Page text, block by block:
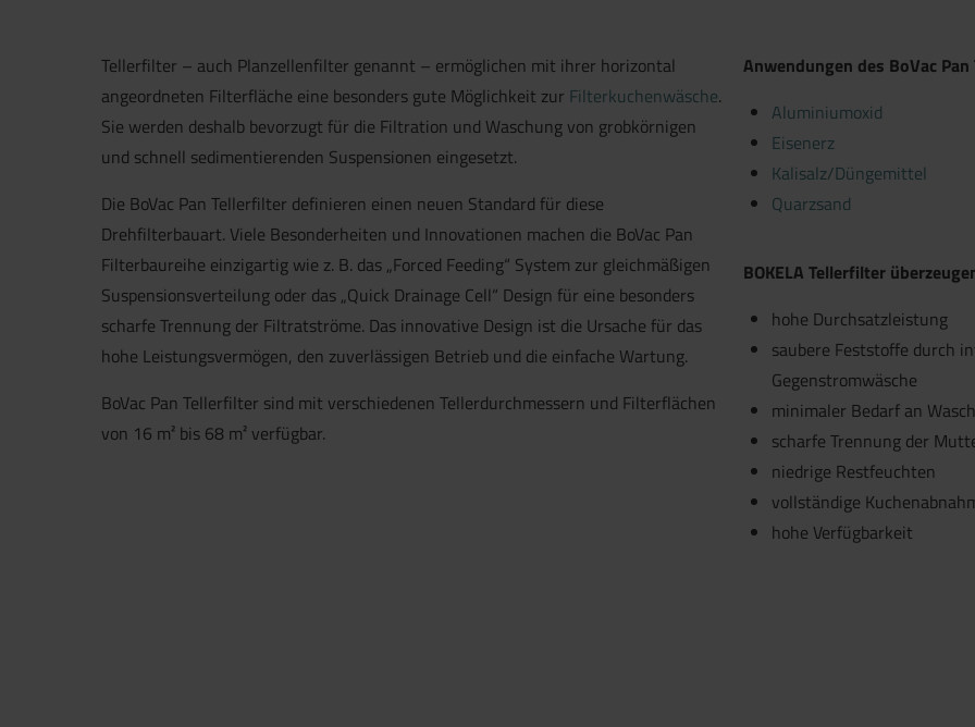
Tellerfilter – auch Planzellenfilter genannt – ermöglichen mit ihrer horizontal
angeordneten Filterfläche eine besonders gute Möglichkeit zur Filterkuchenwäsche.
Sie werden deshalb bevorzugt für die Filtration und Waschung von grobkörnigen
und schnell sedimentierenden Suspensionen eingesetzt.
Die BoVac Pan Tellerfilter definieren einen neuen Standard für diese
Drehfilterbauart. Viele Besonderheiten und Innovationen machen die BoVac Pan
Filterbaureihe einzigartig wie z. B. das „Forced Feeding“ System zur gleichmäßigen
Suspensionsverteilung oder das „Quick Drainage Cell“ Design für eine besonders
scharfe Trennung der Filtratströme. Das innovative Design ist die Ursache für das
hohe Leistungsvermögen, den zuverlässigen Betrieb und die einfache Wartung.
BoVac Pan Tellerfilter sind mit verschiedenen Tellerdurchmessern und Filterflächen
von 16 m² bis 68 m² verfügbar.
Anwendungen des BoVac
Aluminiumoxid
Eisenerz
Kalisalz/Düngemittel
Quarzsand
BOKELA Tellerfilter
hohe Durchsatzleistung
saubere Feststoffe durch
Gegenstromwäsche
minimaler Bedarf an
scharfe Trennung der
niedrige Restfeuchten
vollständige
hohe Verfügbarkeit